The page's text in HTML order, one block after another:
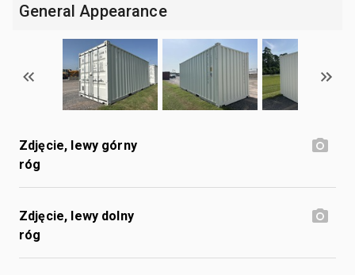
General Appearance
Zdjęcie, lewy górny
róg
Zdjęcie, lewy dolny
róg